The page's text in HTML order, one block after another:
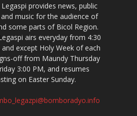
provides news, public
music for the audience of
some parts of Bicol Region.
airs everyday from 4:30
except Holy Week of each
off from Maundy Thursday
3:00 PM, and resumes
on Easter Sunday.